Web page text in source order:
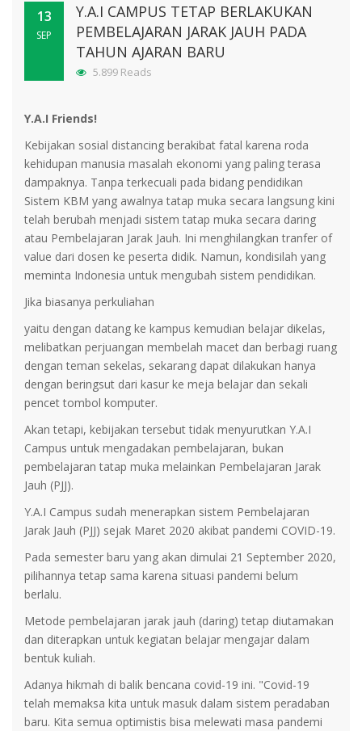
13
SEP
Y.A.I CAMPUS TETAP BERLAKUKAN
PEMBELAJARAN JARAK JAUH PADA
TAHUN AJARAN BARU
5.899 Reads
Y.A.I Friends!
Kebijakan sosial distancing berakibat fatal karena roda
kehidupan manusia masalah ekonomi yang paling terasa
dampaknya. Tanpa terkecuali pada bidang pendidikan
Sistem KBM yang awalnya tatap muka secara langsung kini
telah berubah menjadi sistem tatap muka secara daring
atau Pembelajaran Jarak Jauh. Ini menghilangkan tranfer of
value dari dosen ke peserta didik. Namun, kondisilah yang
meminta Indonesia untuk mengubah sistem pendidikan.
Jika biasanya perkuliahan
yaitu dengan datang ke kampus kemudian belajar dikelas,
melibatkan perjuangan membelah macet dan berbagi ruang
dengan teman sekelas, sekarang dapat dilakukan hanya
dengan beringsut dari kasur ke meja belajar dan sekali
pencet tombol komputer.
Akan tetapi, kebijakan tersebut tidak menyurutkan Y.A.I
Campus untuk mengadakan pembelajaran, bukan
pembelajaran tatap muka melainkan Pembelajaran Jarak
Jauh (PJJ).
Y.A.I Campus sudah menerapkan sistem Pembelajaran
Jarak Jauh (PJJ) sejak Maret 2020 akibat pandemi COVID-19.
Pada semester baru yang akan dimulai 21 September 2020,
pilihannya tetap sama karena situasi pandemi belum
berlalu.
Metode pembelajaran jarak jauh (daring) tetap diutamakan
dan diterapkan untuk kegiatan belajar mengajar dalam
bentuk kuliah.
Adanya hikmah di balik bencana covid-19 ini. "Covid-19
telah memaksa kita untuk masuk dalam sistem peradaban
baru. Kita semua optimistis bisa melewati masa pandemi